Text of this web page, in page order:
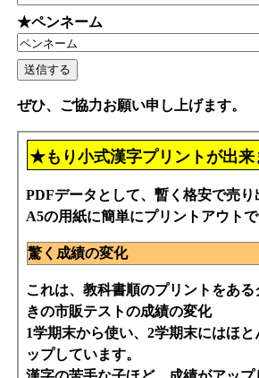
★ペンネーム
ぜひ、ご協力お願い申し上げます。